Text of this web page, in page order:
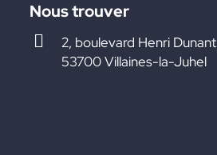
Nous trouver
2, boulevard Henri Dunant
53700 Villaines-la-Juhel